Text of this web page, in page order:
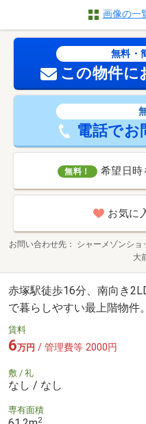
画像の一
無料・
この物件に
電話でお
無料！ 希望日時
お気に
お問い合わせ先
シャーメゾンシ
大
赤塚駅徒歩16分、南向き
で暮らしやすい最上階物件。
賃料
6万円 / 管理費等 2000円
敷 / 礼
なし / なし
専有面積
2